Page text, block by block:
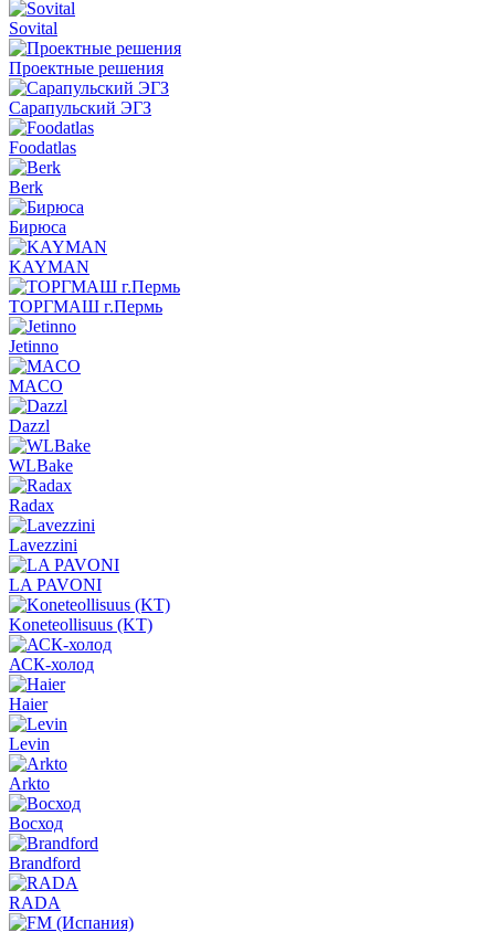
Sovital
Проектные решения
Сарапульский ЭГЗ
Foodatlas
Berk
Бирюса
KAYMAN
ТОРГМАШ г.Пермь
Jetinno
MACO
Dazzl
WLBake
Radax
Lavezzini
LA PAVONI
Koneteollisuus (KT)
АСК-холод
Haier
Levin
Arkto
Восход
Brandford
RADA